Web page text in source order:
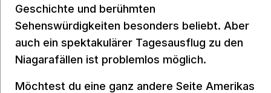
Geschichte und berühmten
Sehenswürdigkeiten besonders beliebt. Aber
auch ein spektakulärer Tagesausflug zu den
Niagarafällen ist problemlos möglich.
Möchtest du eine ganz andere Seite Amerikas